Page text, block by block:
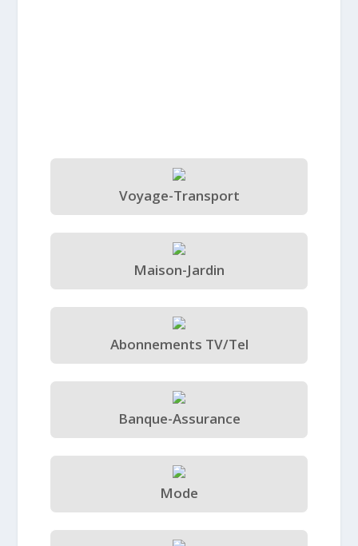
Voyage-Transport
Maison-Jardin
Abonnements TV/Tel
Banque-Assurance
Mode